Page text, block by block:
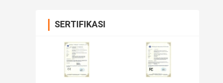
SERTIFIKASI